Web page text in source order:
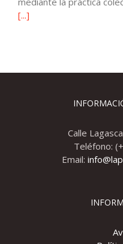
[...]
Calle
Teléfono:
Email: